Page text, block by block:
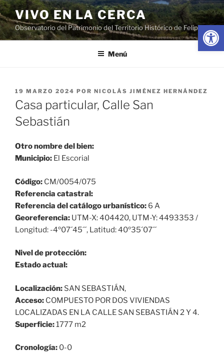
Abrir
Saltar
al
contenido
VIVO EN LA CERCA
Observatorio del Patrimonio del Territorio Histórico de Felipe II
Menú
PUBLICADO
EL
19 MARZO 2024 POR NICOLÁS JIMÉNEZ HERNÁNDEZ
Casa particular, Calle San
Sebastián
Otro nombre del bien:
Municipio: El Escorial
Código: CM/0054/075
Referencia catastral:
Referencia del catálogo urbanístico: 6 A
Georeferencia: UTM-X: 404420, UTM-Y: 4493353 /
Longitud: -4º07´45´´, Latitud: 40º35´07´´
Nivel de protección:
Estado actual:
Localización: SAN SEBASTIÁN,
Acceso: COMPUESTO POR DOS VIVIENDAS
LOCALIZADAS EN LA CALLE SAN SEBASTIÁN 2 Y 4.
Superficie:1777 m2
Cronología: 0-0